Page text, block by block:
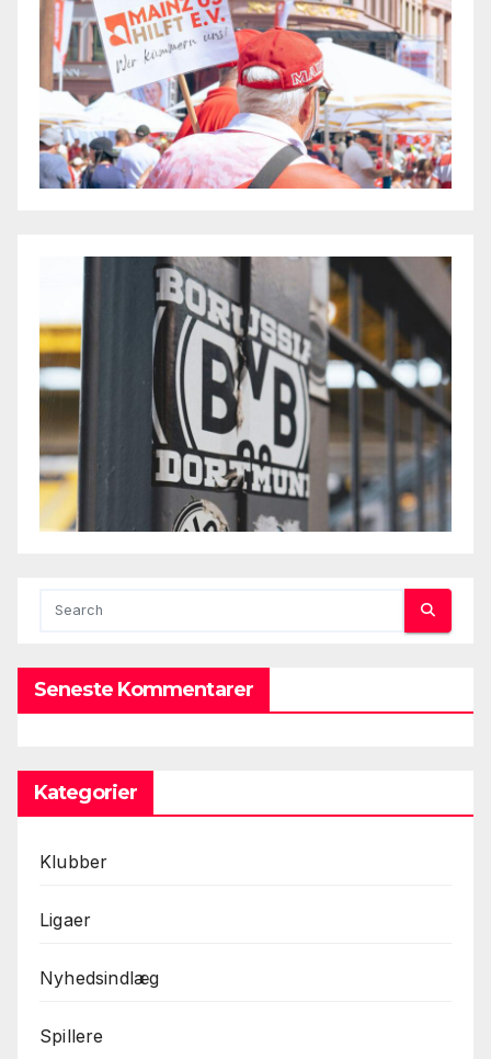
Seneste Kommentarer
Kategorier
Klubber
Ligaer
Nyhedsindlæg
Spillere